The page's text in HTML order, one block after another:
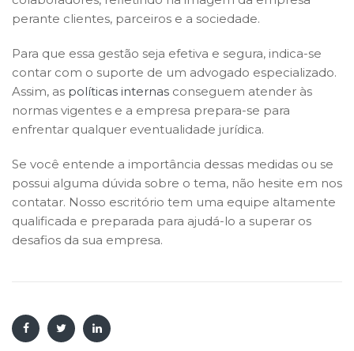
perante clientes, parceiros e a sociedade.
Para que essa gestão seja efetiva e segura, indica-se
contar com o suporte de um advogado especializado.
Assim, as políticas internas conseguem atender às
normas vigentes e a empresa prepara-se para
enfrentar qualquer eventualidade jurídica.
Se você entende a importância dessas medidas ou se
possui alguma dúvida sobre o tema, não hesite em nos
contatar. Nosso escritório tem uma equipe altamente
qualificada e preparada para ajudá-lo a superar os
desafios da sua empresa.